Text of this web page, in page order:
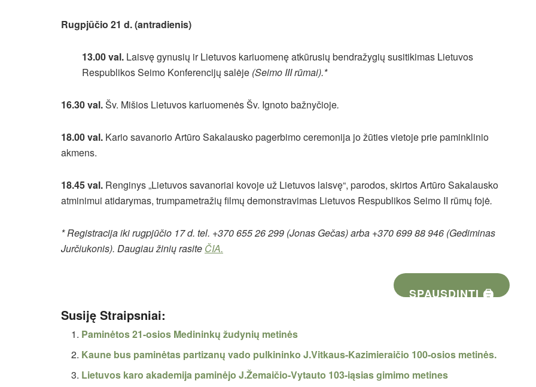
Rugpjūčio 21 d. (antradienis)
13.00 val. Laisvę gynusių ir Lietuvos kariuomenę atkūrusių bendražygių susitikimas Lietuvos
Respublikos Seimo Konferencijų salėje (Seimo III rūmai).*
16.30 val.Šv. Mišios Lietuvos kariuomenės Šv. Ignoto bažnyčioje.
18.00 val. Kario savanorio Artūro Sakalausko pagerbimo ceremonija jo žūties vietoje prie paminklinio
akmens.
18.45 val. Renginys „Lietuvos savanoriai kovoje už Lietuvos laisvę“, parodos, skirtos Artūro Sakalausko
atminimui atidarymas, trumpametražių filmų demonstravimas Lietuvos Respublikos Seimo II rūmų fojė.
* Registracija iki rugpjūčio 17 d. tel. +370 655 26 299 (Jonas Gečas) arba +370 699 88 946 (Gediminas
Jurčiukonis). Daugiau žinių rasite ČIA.
SPAUSDINTI 🖨
Susiję Straipsniai:
Paminėtos 21-osios Medininkų žudynių metinės
Kaune bus paminėtas partizanų vado pulkininko J.Vitkaus-Kazimieraičio 100-osios metinės.
Lietuvos karo akademija paminėjo J.Žemaičio-Vytauto 103-iąsias gimimo metines